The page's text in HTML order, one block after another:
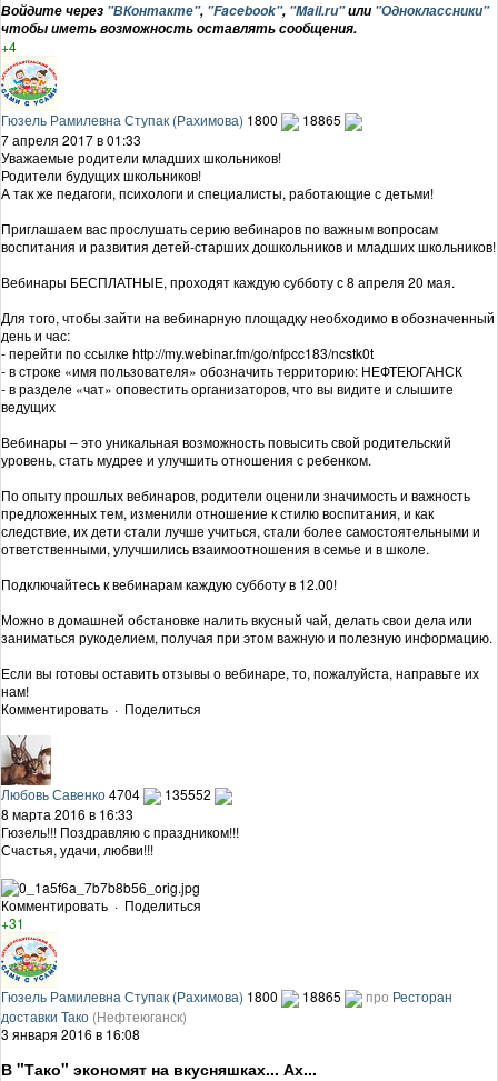
Войдите через "ВКонтакте", "Facebook", "Mail.ru"или "Одноклассники"
чтобы иметь возможность оставлять сообщения.
+4
Гюзель Рамилевна Ступак (Рахимова) 1800
18865
7 апреля 2017 в 01:33
Уважаемые родители младших школьников!
Родители будущих школьников!
А так же педагоги, психологи и специалисты, работающие с детьми!
Приглашаем вас прослушать серию вебинаров по важным вопросам
воспитания и развития детей-старших дошкольников и младших школьников!
Вебинары БЕСПЛАТНЫЕ, проходят каждую субботу с 8 апреля 20 мая.
Для того, чтобы зайти на вебинарную площадку необходимо в обозначенный
день и час:
- перейти по ссылке http://my.webinar.fm/go/nfpcc183/ncstk0t
- в строке «имя пользователя» обозначить территорию: НЕФТЕЮГАНСК
- в разделе «чат» оповестить организаторов, что вы видите и слышите
ведущих
Вебинары – это уникальная возможность повысить свой родительский
уровень, стать мудрее и улучшить отношения с ребенком.
По опыту прошлых вебинаров, родители оценили значимость и важность
предложенных тем, изменили отношение к стилю воспитания, и как
следствие, их дети стали лучше учиться, стали более самостоятельными и
ответственными, улучшились взаимоотношения в семье и в школе.
Подключайтесь к вебинарам каждую субботу в 12.00!
Можно в домашней обстановке налить вкусный чай, делать свои дела или
заниматься рукоделием, получая при этом важную и полезную информацию.
Если вы готовы оставить отзывы о вебинаре, то, пожалуйста, направьте их
нам!
Комментировать · Поделиться
Любовь Савенко4704
135552
8 марта 2016 в 16:33
Гюзель!!! Поздравляю с праздником!!!
Счастья, удачи, любви!!!
Комментировать · Поделиться
+31
Гюзель Рамилевна Ступак (Рахимова) 1800 18865 про Ресторан
доставки Тако (Нефтеюганск)
3 января 2016 в 16:08
В "Тако" экономят на вкусняшках... Ах...